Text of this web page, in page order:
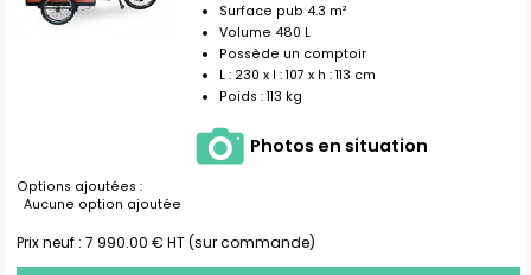
Surface pub 4.3 m²
Volume 480 L
Possède un comptoir
L : 230 x l :107 x h :113 cm
Poids :113 kg
Photos en situation
Options ajoutées :
Aucune option ajoutée
Prix neuf :7 990.00 € HT (sur commande)